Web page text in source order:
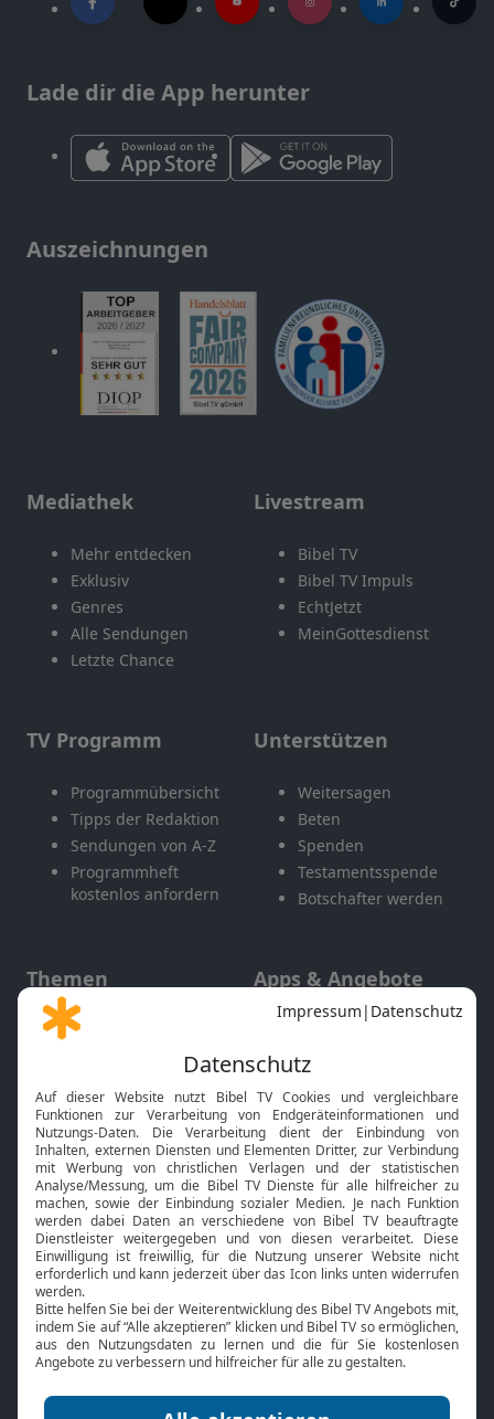
Lade dir die App herunter
Auszeichnungen
Mediathek
Mehr entdecken
Exklusiv
Genres
Alle Sendungen
Letzte Chance
Livestream
Bibel TV
Bibel TV Impuls
EchtJetzt
MeinGottesdienst
TV Programm
Programmübersicht
Tipps der Redaktion
Sendungen von A-Z
Programmheft
kostenlos anfordern
Unterstützen
Weitersagen
Beten
Spenden
Testamentsspende
Botschafter werden
Themen
Gott und Bibel erklärt
Neuigkeiten
Apps & Angebote
Mobile App
Smart TV
HbbTV
Bibelthek Online-Bibel
Nächster Gottesdienst
Bibel TV
Über uns
Jobs
Mediadaten
Service
Kontakt
TV-Empfang